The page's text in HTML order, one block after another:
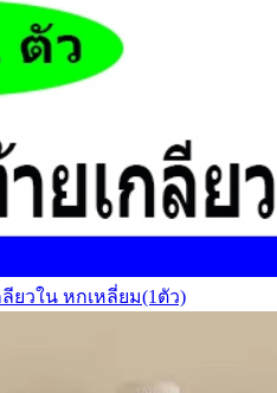
ยวใน หกเหลี่ยม(1ตัว)